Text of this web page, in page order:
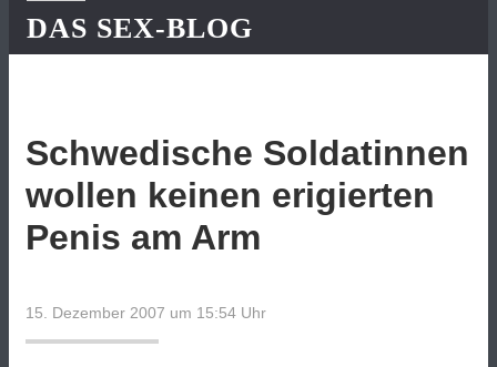
DAS SEX-BLOG
Schwedische Soldatinnen
wollen keinen erigierten
Penis am Arm
15. Dezember 2007 um 15:54 Uhr